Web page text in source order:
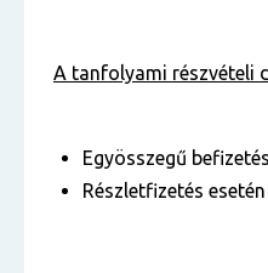
A tanfolyami részvételi
Egyösszegű
Részletfizetés